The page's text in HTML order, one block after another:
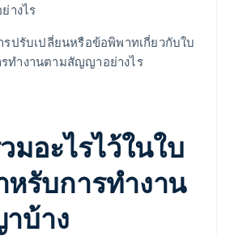
างไร
ปรับเปลี่ยนหรือข้อพิพาทเกี่ยวกับใบ
ทำงานตามสัญญาอย่างไร
อะไรไว้ในใบ
รับการทำงาน
บ้าง